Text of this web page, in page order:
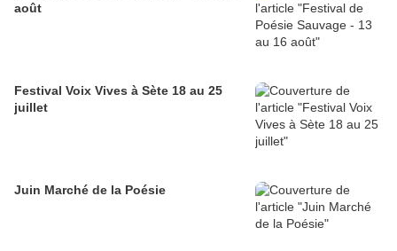
août
Festival Voix Vives à Sète 18 au 25
juillet
Juin Marché de la Poésie